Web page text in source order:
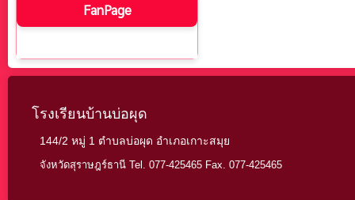
FanPage
โรงเรียนบ้านบ่อผุด
144/2 หมู่ 1 ตำบลบ่อผุด อำเภอเกาะสมุย
จังหวัดสุราษฎร์ธานี Tel. 077-425465 Fax. 077-425465